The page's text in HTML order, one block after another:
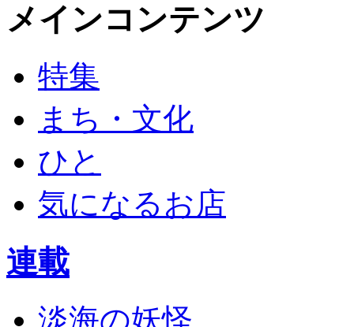
メインコンテンツ
特集
まち・文化
ひと
気になるお店
連載
淡海の妖怪